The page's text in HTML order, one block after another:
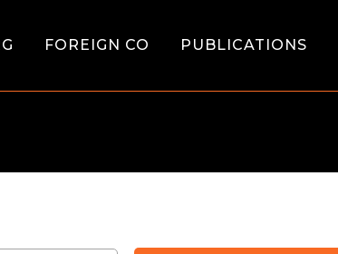
FOREIGN CO PUBLICATIONS